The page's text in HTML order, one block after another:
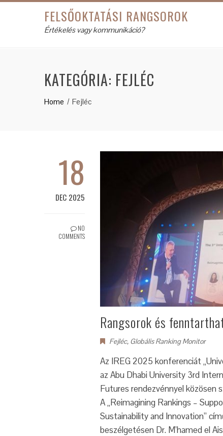
FELSŐOKTATÁSI RANGSOROK
Értékelés vagy kommunikáció?
KATEGÓRIA: FEJLÉC
Home Fejléc
18
DEC 2025
NO
COMMENTS
Rangsorok és
Fejléc, Globális Ranking Monitor
Az IREG 2025 konferenciát
az Abu Dhabi University 3rd
Futures rendezvénnyel közösen
A „Reimagining Rankings –
Sustainability and Innovation”
beszélgetésen Dr. M’hamed el